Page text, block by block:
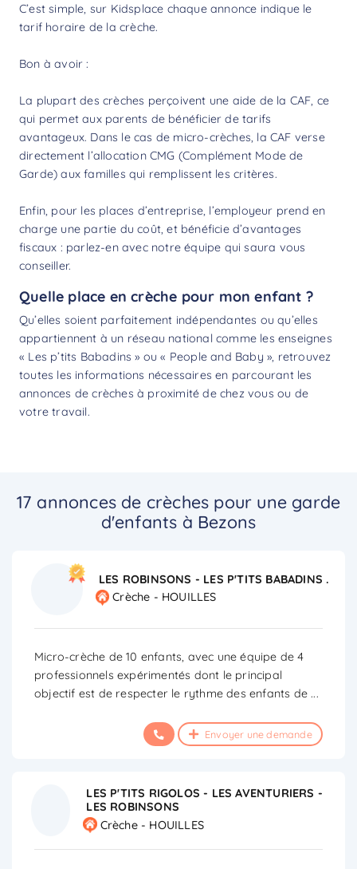
C’est simple, sur Kidsplace chaque annonce indique le
tarif horaire de la crèche.
Bon à avoir :
La plupart des crèches perçoivent une aide de la CAF, ce
qui permet aux parents de bénéficier de tarifs
avantageux. Dans le cas de micro-crèches, la CAF verse
directement l’allocation CMG (Complément Mode de
Garde) aux familles qui remplissent les critères.
Enfin, pour les places d’entreprise, l’employeur prend en
charge une partie du coût, et bénéficie d’avantages
fiscaux : parlez-en avec notre équipe qui saura vous
conseiller.
Quelle place en crèche pour mon enfant ?
Qu’elles soient parfaitement indépendantes ou qu’elles
appartiennent à un réseau national comme les enseignes
« Les p’tits Babadins » ou « People and Baby », retrouvez
toutes les informations nécessaires en parcourant les
annonces de crèches à proximité de chez vous ou de
votre travail.
17 annonces de crèches pour une garde
d'enfants à Bezons
LES ROBINSONS - LES P'TITS BABADINS .
Crèche - HOUILLES
Micro-crèche de 10 enfants, avec une équipe de 4
professionnels expérimentés dont le principal
objectif est de respecter le rythme des enfants de...
Envoyer une demande
LES P'TITS RIGOLOS - LES AVENTURIERS -
LES ROBINSONS
Crèche - HOUILLES